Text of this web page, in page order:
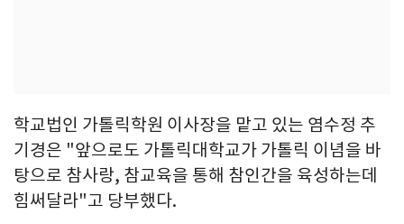
학교법인 가톨릭학원 이사장을 맡고 있는 염수정 추
기경은 "앞으로도 가톨릭대학교가 가톨릭 이념을 바
탕으로 참사랑, 참교육을 통해 참인간을 육성하는데
힘써달라"고 당부했다.